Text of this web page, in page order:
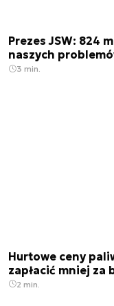
Prezes JSW: 824
naszych
3 min.
Hurtowe ceny
zapłacić mniej za
2 min.